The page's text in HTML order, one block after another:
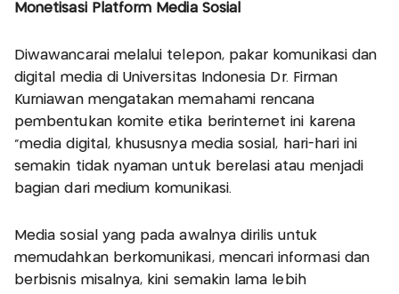
Monetisasi Platform Media Sosial
Diwawancarai melalui telepon, pakar komunikasi dan
digital media di Universitas Indonesia Dr. Firman
Kurniawan mengatakan memahami rencana
pembentukan komite etika berinternet ini karena
“media digital, khususnya media sosial, hari-hari ini
semakin tidak nyaman untuk berelasi atau menjadi
bagian dari medium komunikasi.
Media sosial yang pada awalnya dirilis untuk
memudahkan berkomunikasi, mencari informasi dan
berbisnis misalnya, kini semakin lama lebih